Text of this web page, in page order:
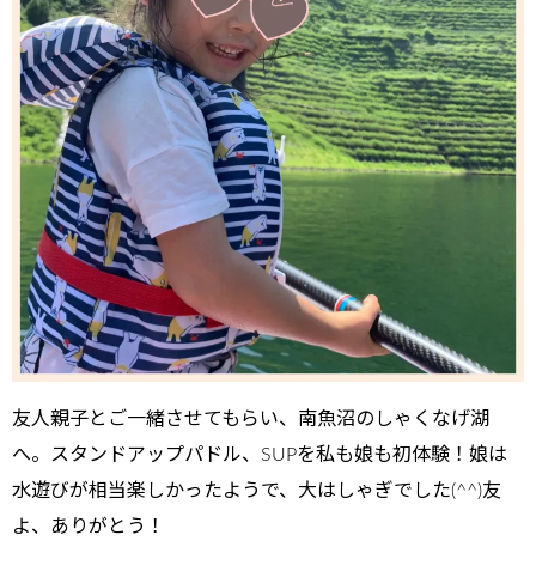
友人親子とご一緒させてもらい、南魚沼のしゃくなげ湖
へ。スタンドアップパドル、SUPを私も娘も初体験！娘は
水遊びが相当楽しかったようで、大はしゃぎでした(^^)友
よ、ありがとう！